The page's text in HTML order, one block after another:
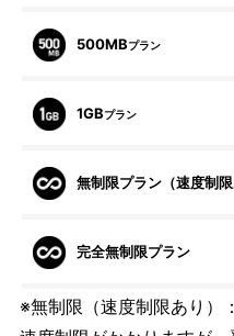
500MBプラン
1GBプラン
無制限プラン（速度制
完全無制限プラン
※無制限（速度制限あり）